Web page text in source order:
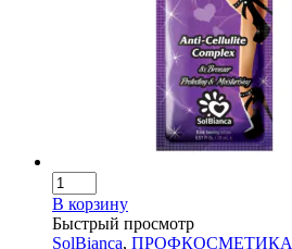
В корзину
Быстрый просмотр
SolBianca, ПРОФКОСМЕТИКА